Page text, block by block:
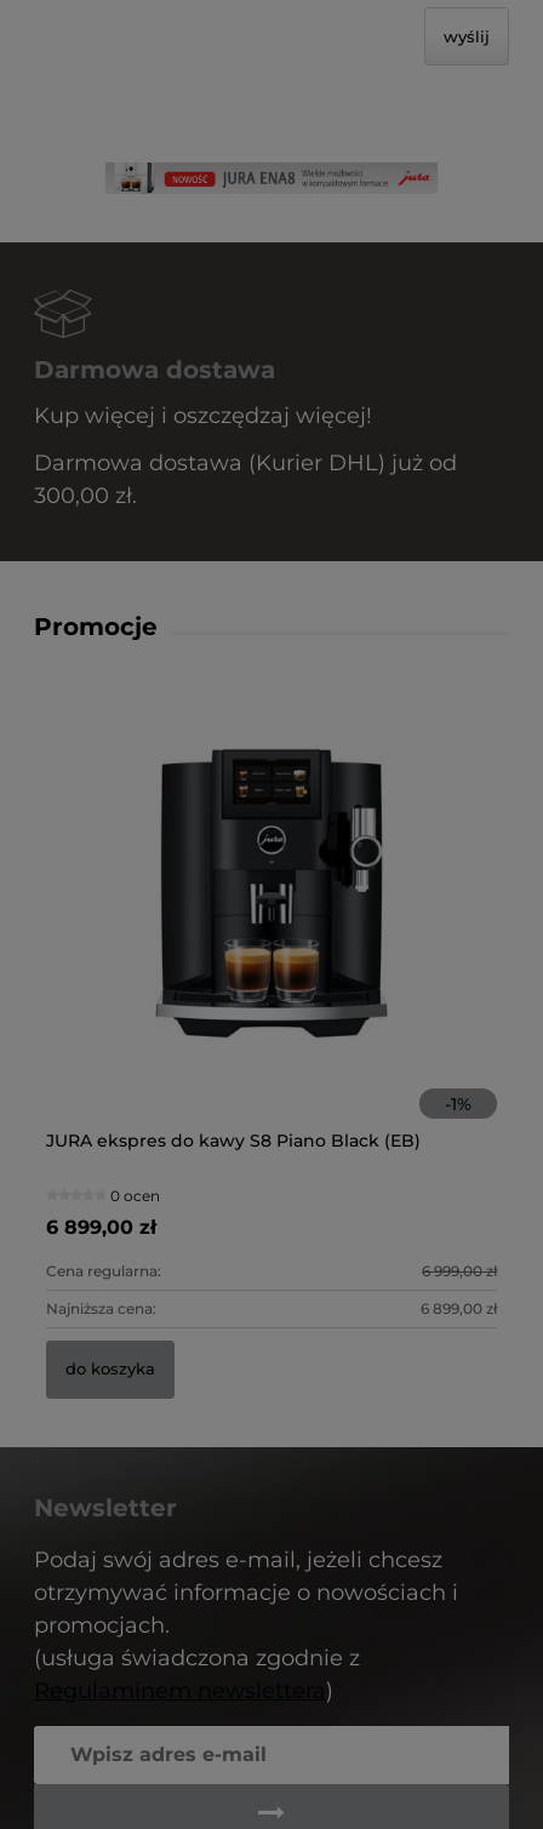
wyślij
Darmowa dostawa
Kup więcej i oszczędzaj więcej!
Darmowa dostawa (Kurier DHL) już od
300,00 zł.
Promocje
-1%
JURA ekspres do kawy S8 Piano Black (EB)
0 ocen
6 899,00 zł
Cena regularna: 6 999,00 zł
Najniższa cena: 6 899,00 zł
do koszyka
Newsletter
Podaj swój adres e-mail, jeżeli chcesz
otrzymywać informacje o nowościach i
promocjach.
(usługa świadczona zgodnie z
)